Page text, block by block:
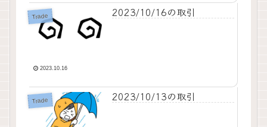
Trade 2023/10/16の取引
2023.10.16
Trade 2023/10/13の取引